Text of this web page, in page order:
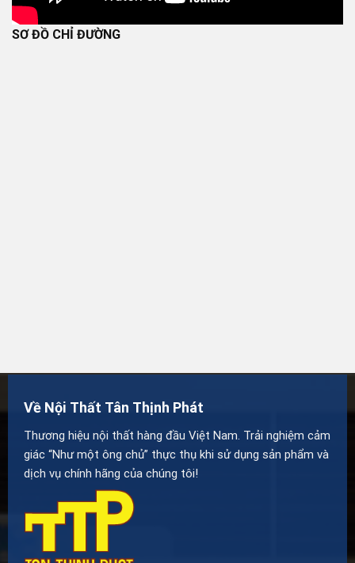
SƠ ĐỒ CHỈ ĐƯỜNG
Về Nội Thất Tân Thịnh Phát
Thương hiệu nội thất hàng đầu Việt Nam. Trải nghiệm cảm
giác “Như một ông chủ” thực thụ khi sử dụng sản phẩm và
dịch vụ chính hãng của chúng tôi!